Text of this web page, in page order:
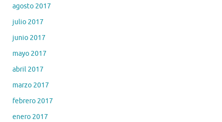
agosto 2017
julio 2017
junio 2017
mayo 2017
abril 2017
marzo 2017
febrero 2017
enero 2017